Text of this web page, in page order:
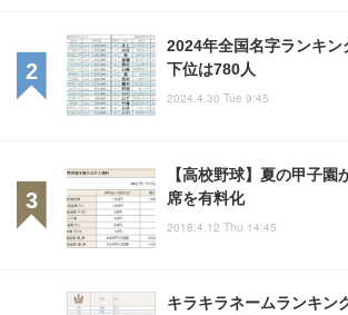
2024年全国名字ランキン
下位は780人
2024.4.30 Tue 9:45
【高校野球】夏の甲子園
席を有料化
2018.4.12 Thu 14:45
キラキラネームランキン